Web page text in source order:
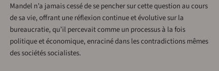
Mandel n’a jamais cessé de se pencher sur cette question au cours
de sa vie, offrant une réflexion continue et évolutive sur la
bureaucratie, qu’il percevait comme un processus à la fois
politique et économique, enraciné dans les contradictions mêmes
des sociétés socialistes.